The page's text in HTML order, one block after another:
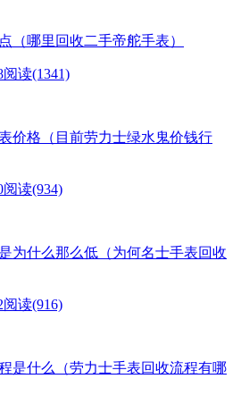
（哪里回收二手帝舵手表）
阅读(1341)
价格（目前劳力士绿水鬼价钱行
阅读(934)
为什么那么低（为何名士手表回收
阅读(916)
是什么（劳力士手表回收流程有哪